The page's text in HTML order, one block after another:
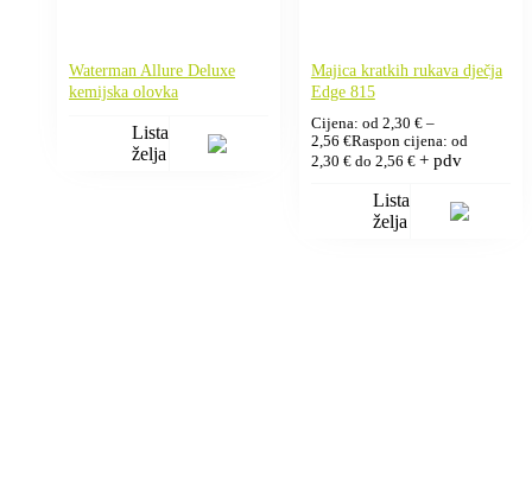
Waterman Allure Deluxe
kemijska olovka
Lista
želja
Majica kratkih rukava dječja
Edge 815
Cijena: od 2,30 € –
2,56 €Raspon cijena: od
2,30 € do 2,56 € + pdv
Lista
želja